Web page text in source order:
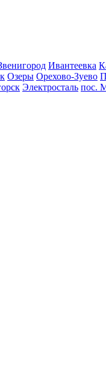
Ивантеевка
Озеры Орехово-Зуево
Электросталь пос.